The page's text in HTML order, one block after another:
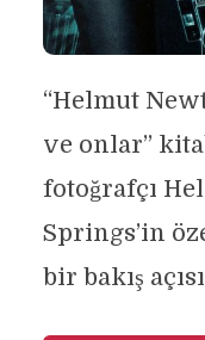
“Helmut
ve onlar”
fotoğrafçı
Springs’in
bir bakış